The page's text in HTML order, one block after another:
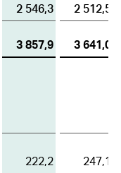
2 546,3 2 512,5
3 857,9 3 641,0
222,2
247,1